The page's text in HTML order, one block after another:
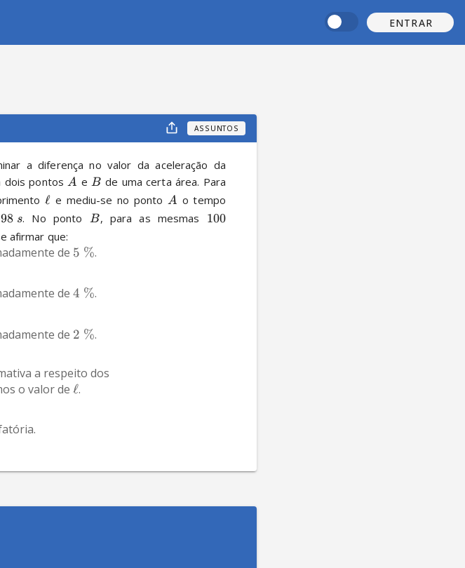
ENTRAR
ASSUNTOS
a diferença no valor da aceleração da
dois pontos A e B de uma certa área. Para
ℓ e mediu-se no ponto A o tempo
98 s. No ponto B, para as mesmas 100
afirmar que:
de 5 %.
de 4 %.
de 2 %.
a respeito dos
o valor de ℓ.